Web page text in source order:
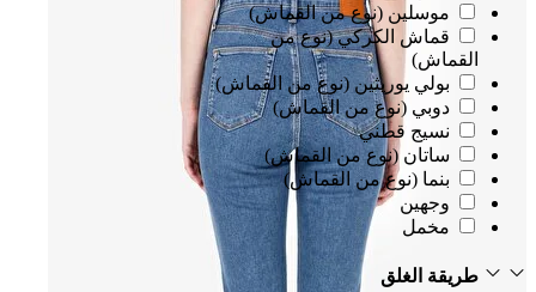
موسلين (نوع من القماش)
قماش الكركي (نوع من
القماش)
بولي يوريثين (نوع من القماش)
دوبي (نوع من القماش)
نسيج قطني
ساتان (نوع من القماش)
بنما (نوع من القماش)
وجهين
مخمل
طريقة الغلق